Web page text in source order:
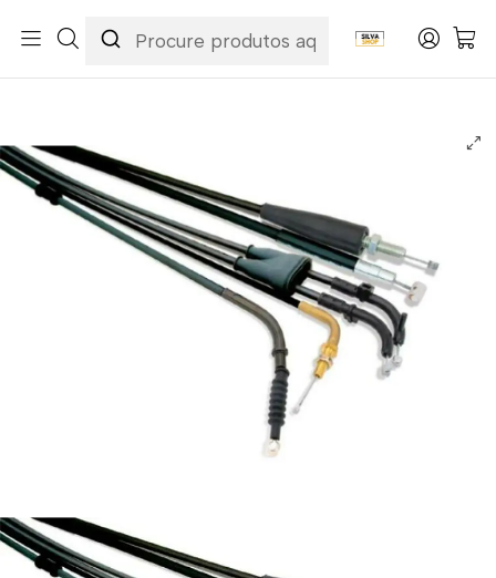
Acessórios & Personalização
Cabos
Cabos de Embraiagem
Cabo de Embraiagem Honda CRM 125 R 1990-1999